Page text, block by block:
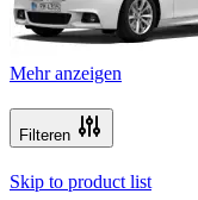
Mehr anzeigen
Filteren
Skip to product list